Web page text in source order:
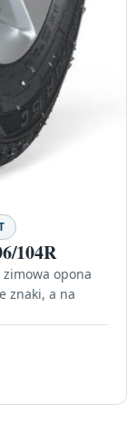
104R
zimowa opona
znaki, a na